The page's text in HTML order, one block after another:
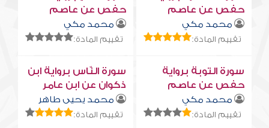
حفص عن عاصم
محمد مكي
تقييم المادة:
حفص عن عاصم
محمد مكي
تقييم المادة:
سورة التوبة برواية
حفص عن عاصم
محمد مكي
تقييم المادة:
سورة النّاس برواية ابن
ذكوان عن ابن عامر
محمد يحيى طاهر
تقييم المادة: